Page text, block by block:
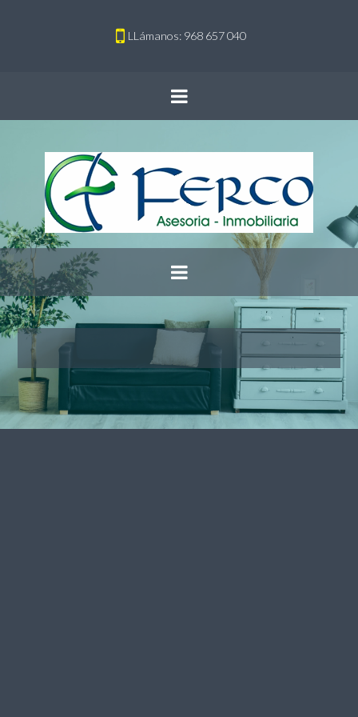
LLámanos: 968 657 040